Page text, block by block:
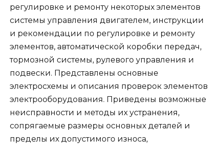
регулировке и ремонту некоторых элементов
системы управления двигателем, инструкции
и рекомендации по регулировке и ремонту
элементов, автоматической коробки передач,
тормозной системы, рулевого управления и
подвески. Представлены основные
электросхемы и описания проверок элементов
электрооборудования. Приведены возможные
неисправности и методы их устранения,
сопрягаемые размеры основных деталей и
пределы их допустимого износа,